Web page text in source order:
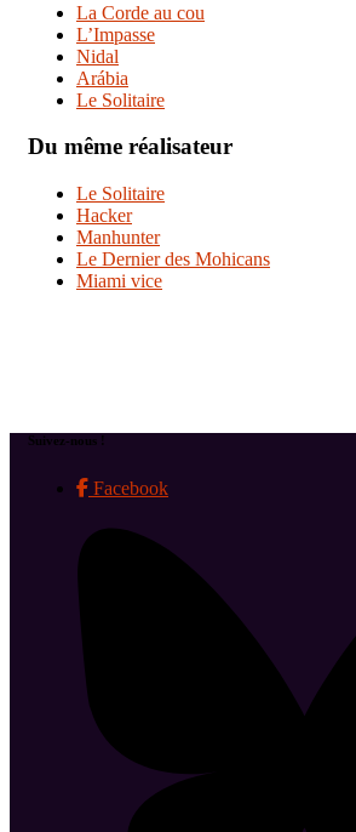
La Corde au cou
L’Impasse
Nidal
Arábia
Le Solitaire
Du même réalisateur
Le Solitaire
Hacker
Manhunter
Le Dernier des Mohicans
Miami vice
Suivez-nous !
Facebook